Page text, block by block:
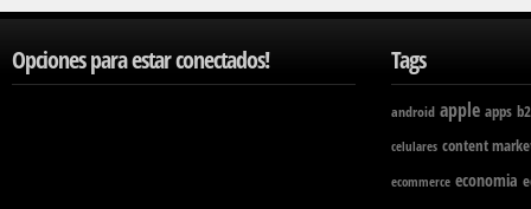
Opciones para estar conectados! Tags
android apple apps
celulares content
ecommerce economia